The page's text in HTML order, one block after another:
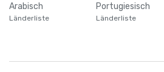
Arabisch
Länderliste
Portugiesisch
Länderliste